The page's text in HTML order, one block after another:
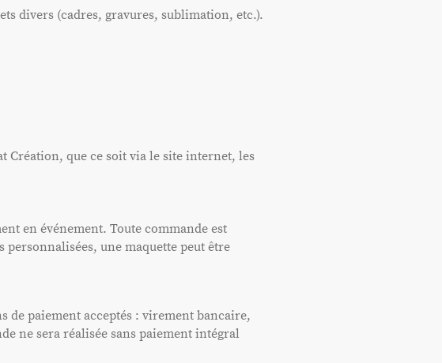
divers (cadres, gravures, sublimation, etc.).
Création, que ce soit via le site internet, les
en événement. Toute commande est
une maquette peut être
de paiement acceptés : virement bancaire,
ne sera réalisée sans paiement intégral